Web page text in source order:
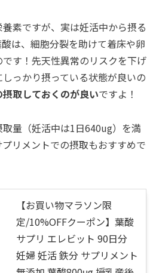
素ですが、実は妊活中から摂る
は、細胞分裂を助けて着床や卵
す！先天性異常のリスクを下げ
っかり摂っている状態が良いの
取しておくのが良いですよ！
量（妊活中は1日640ug）を満
リメントでの摂取もおすすめで
【お買い物マラソン限
定/10%OFFクーポン】葉酸
サプリ エレビット 90日分
妊婦 妊活 鉄分 サプリメント